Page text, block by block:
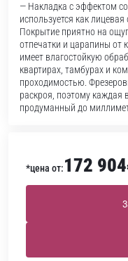
— Накладка с эффектом
используется как
Покрытие приятно на
отпечатки и царапины
имеет влагостойкую
квартирах, тамбурах и
проходимостью.
раскроя, поэтому каждая
продуманный до
*цена от:172 904